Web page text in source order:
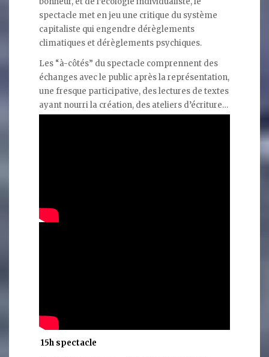
spectacle met en jeu une critique du système
capitaliste qui engendre dérèglements
climatiques et dérèglements psychiques.
Les “à-côtés” du spectacle comprennent des
échanges avec le public après la représentation,
une fresque participative, des lectures de textes
ayant nourri la création, des ateliers d’écriture…
15h spectacle